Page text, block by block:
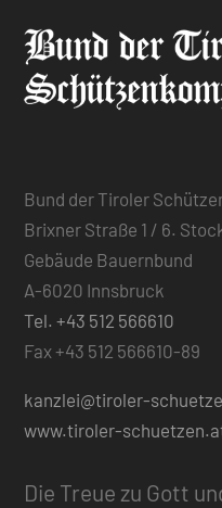
Bund der Tiroler
Brixner Straße 1 / 6.
Gebäude Bauernbund
A-6020 Innsbruck
Tel. +43 512 566610
Fax +43 512 566610-89
kanzlei@tiroler-
www.tiroler-
Die Treue zu Gott